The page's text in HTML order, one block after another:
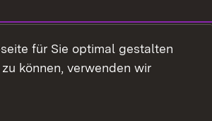
für Sie optimal gestalten
können, verwenden wir